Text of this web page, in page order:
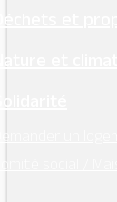
et
et climat
un
social /